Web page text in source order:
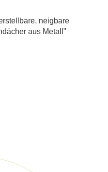
neigbare
aus Metall"